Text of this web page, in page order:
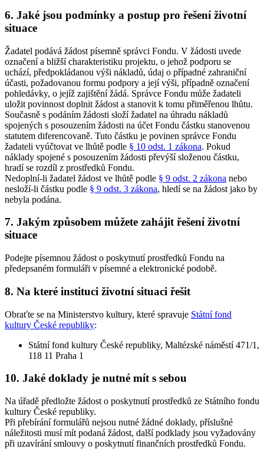
6. Jaké jsou podmínky a postup pro řešení životní
situace
Žadatel podává žádost písemně správci Fondu. V žádosti uvede
označení a bližší charakteristiku projektu, o jehož podporu se
uchází, předpokládanou výši nákladů, údaj o případné zahraniční
účasti, požadovanou formu podpory a její výši, případně označení
pohledávky, o jejíž zajištění žádá. Správce Fondu může žadateli
uložit povinnost doplnit žádost a stanovit k tomu přiměřenou lhůtu.
Současně s podáním žádosti složí žadatel na úhradu nákladů
spojených s posouzením žádosti na účet Fondu částku stanovenou
statutem diferencovaně. Tuto částku je povinen správce Fondu
žadateli vyúčtovat ve lhůtě podle § 10 odst. 1 zákona. Pokud
náklady spojené s posouzením žádosti převýší složenou částku,
hradí se rozdíl z prostředků Fondu.
Nedoplní-li žadatel žádost ve lhůtě podle § 9 odst. 2 zákona nebo
nesloží-li částku podle § 9 odst. 3 zákona, hledí se na žádost jako by
nebyla podána.
7. Jakým způsobem můžete zahájit řešení životní
situace
Podejte písemnou žádost o poskytnutí prostředků Fondu na
předepsaném formuláři v písemné a elektronické podobě.
8. Na které instituci životní situaci řešit
Obraťte se na Ministerstvo kultury, které spravuje Státní fond
kultury České republiky:
Státní fond kultury České republiky, Maltézské náměstí 471/1,
118 11 Praha 1
10. Jaké doklady je nutné mít s sebou
Na úřadě předložte žádost o poskytnutí prostředků ze Státního fondu
kultury České republiky.
Při přebírání formulářů nejsou nutné žádné doklady, příslušné
náležitosti musí mít podaná žádost, další podklady jsou vyžadovány
při uzavírání smlouvy o poskytnutí finančních prostředků Fondu.